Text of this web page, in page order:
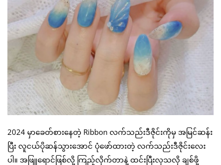
2024 မှာခေတ်စားနေတဲ့ Ribbon လက်သည်းဒီဇိုင်းကိုမှ အမြင်ဆန်း
ပြီး လူငယ်ပိုဆန်သွားအောင် ပုံဖော်ထားတဲ့ လက်သည်းဒီဇိုင်းလေး
ပါ။ အဖြူရောင်ဖြစ်လို့ ကြည့်လိုက်တာနဲ့ ထင်းပြီးလှသလို ချစ်ဖို့